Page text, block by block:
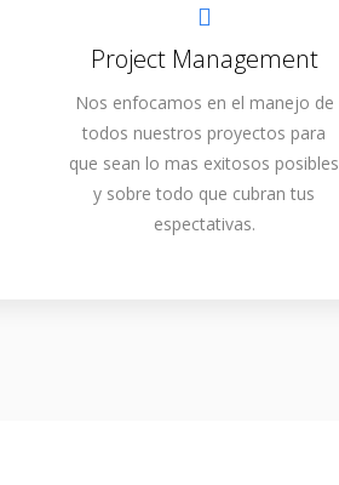
Project Management
Nos enfocamos en el manejo de
todos nuestros proyectos para
que sean lo mas exitosos posibles
y sobre todo que cubran tus
espectativas.